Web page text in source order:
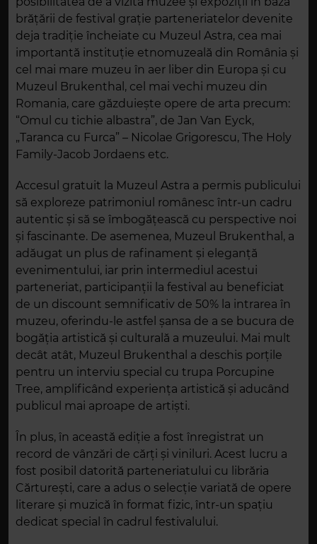
brățării de festival grație parteneriatelor devenite
deja tradiție încheiate cu Muzeul Astra, cea mai
importantă instituţie etnomuzeală din România și
cel mai mare muzeu în aer liber din Europa și cu
Muzeul Brukenthal, cel mai vechi muzeu din
Romania, care găzduiește opere de arta precum:
“Omul cu tichie albastra”, de Jan Van Eyck,
„Taranca cu Furca” – Nicolae Grigorescu, The Holy
Family-Jacob Jordaens etc.
Accesul gratuit la Muzeul Astra a permis publicului
să exploreze patrimoniul românesc într-un cadru
autentic și să se îmbogățească cu perspective noi
și fascinante. De asemenea, Muzeul Brukenthal, a
adăugat un plus de rafinament și eleganță
evenimentului, iar prin intermediul acestui
parteneriat, participanții la festival au beneficiat
de un discount semnificativ de 50% la intrarea în
muzeu, oferindu-le astfel șansa de a se bucura de
bogăția artistică și culturală a muzeului. Mai mult
decât atât, Muzeul Brukenthal a deschis porțile
pentru un interviu special cu trupa Porcupine
Tree, amplificând experiența artistică și aducând
publicul mai aproape de artiști.
În plus, în această ediție a fost înregistrat un
record de vânzări de cărți și viniluri. Acest lucru a
fost posibil datorită parteneriatului cu librăria
Cărturești, care a adus o selecție variată de opere
literare și muzică în format fizic, într-un spațiu
dedicat special în cadrul festivalului.